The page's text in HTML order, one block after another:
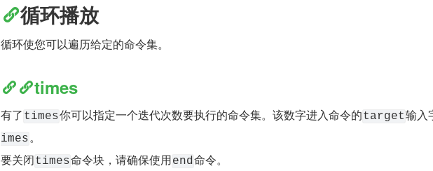
循环播放
循环使您可以遍历给定的命令集。
times
有了 times你可以指定一个迭代次数要执行的命令集。该数字进入命令的target输入
imes。
要关闭times命令块，请确保使用end命令。